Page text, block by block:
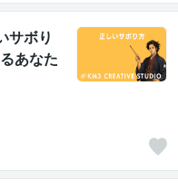
サボり
あなた